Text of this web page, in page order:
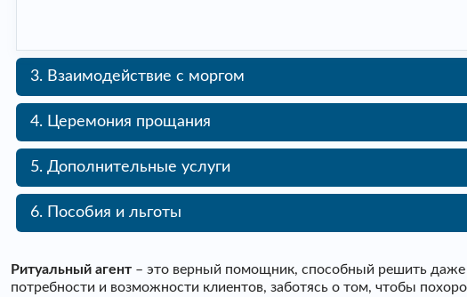
3. Взаимодействие с моргом
4. Церемония прощания
5. Дополнительные услуги
6. Пособия и льготы
Ритуальный агент – это верный помощник, способный решить даже
потребности и возможности клиентов, заботясь о том, чтобы